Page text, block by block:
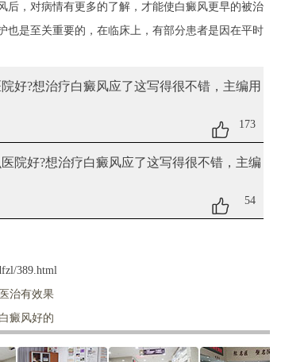
后，对病情有更多的了解，才能使白癜风更早的被治
也是至关重要的，在临床上，有部分患者是因在平时
好?想治疗白癜风应了这写得很不错，主编用
173
院好?想治疗白癜风应了这写得很不错，主编
54
389.html
治有效果
癜风好的